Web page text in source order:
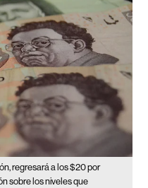
regresará a los $20 por
sobre los niveles que